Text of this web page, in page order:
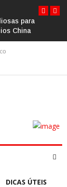
para
China
DICAS ÚTEIS